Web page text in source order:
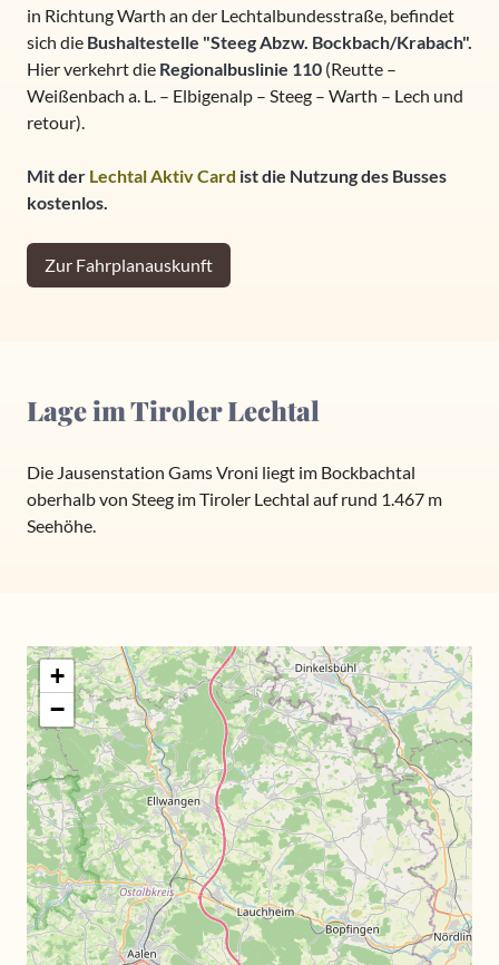
in Richtung Warth an der Lechtalbundesstraße, befindet
sich die Bushaltestelle "Steeg Abzw. Bockbach/Krabach".
Hier verkehrt die Regionalbuslinie 110 (Reutte –
Weißenbach a. L. – Elbigenalp – Steeg – Warth – Lech und
retour).
Mit der Lechtal Aktiv Card ist die Nutzung des Busses
kostenlos.
Zur Fahrplanauskunft
Lage im Tiroler Lechtal
Die Jausenstation Gams Vroni liegt im Bockbachtal
oberhalb von Steeg im Tiroler Lechtal auf rund 1.467 m
Seehöhe.
+
−